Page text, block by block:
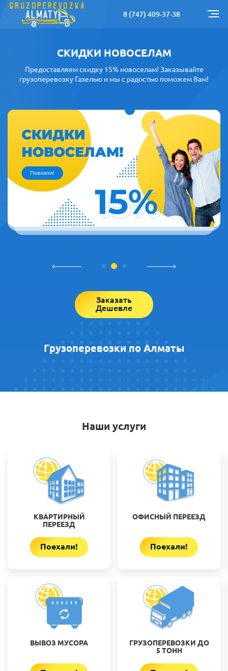
8 (747) 409-37-38
СКИДКИ НОВОСЕЛАМ
Предоставляем скидку 15% новоселам! Заказывайте
грузоперевозку Газелью и мы с радостью поможем Вам!
Заказать
Дешевле
Грузоперевозки по Алматы
Наши услуги
КВАРТИРНЫЙ
ПЕРЕЕЗД
Поехали!
ВЫВОЗ МУСОРА
ОФИСНЫЙ ПЕРЕЕЗД
Поехали!
ГРУЗОПЕРЕВОЗКИ ДО
5 ТОНН